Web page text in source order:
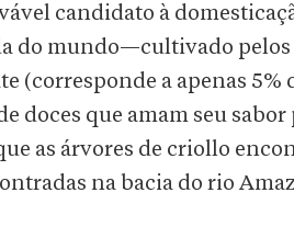
candidato à
do mundo—cultivado pelos
(corresponde a apenas 5%
doces que amam seu
as árvores de criollo
na bacia do rio